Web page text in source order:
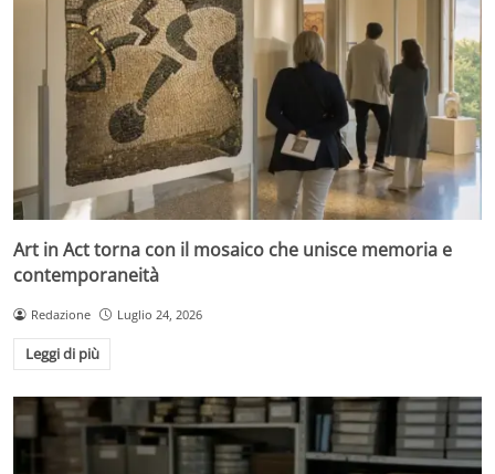
Art in Act torna con il mosaico che unisce memoria e
contemporaneità
Redazione Luglio 24, 2026
Leggi di più